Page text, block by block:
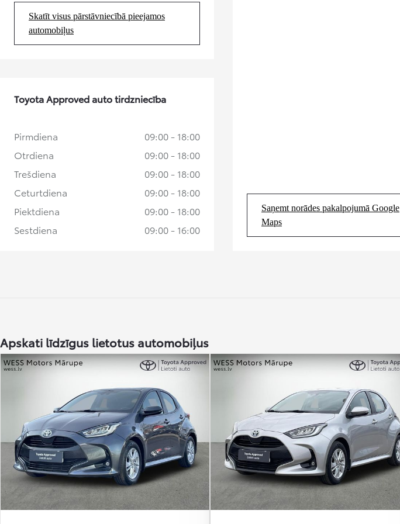
Ikmēneša maksa no 201 € / mēnesī
HIBRĪDS
Skatīt visus pārstāvniecībā pieejamos
automobiļus
Saņemt norādes pakalpojumā Google
Maps
Toyota Approved auto tirdzniecība
Pirmdiena
09:00 - 18:00
Otrdiena
09:00 - 18:00
Trešdiena
09:00 - 18:00
Ceturtdiena
09:00 - 18:00
Piektdiena
09:00 - 18:00
Sestdiena
09:00 - 16:00
Apskati līdzīgus lietotus automobiļus